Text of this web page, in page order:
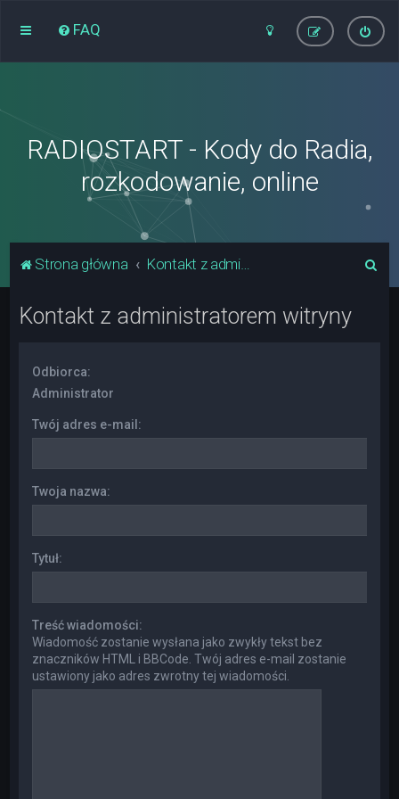
FAQ
RADIOSTART - Kody do Radia,
rozkodowanie, online
Strona główna Kontakt z administratorem witryny
Kontakt z administratorem witryny
Odbiorca:
Administrator
Twój adres e-mail:
Twoja nazwa:
Tytuł:
Treść wiadomości:
Wiadomość zostanie wysłana jako zwykły tekst bez
znaczników HTML i BBCode. Twój adres e-mail zostanie
ustawiony jako adres zwrotny tej wiadomości.